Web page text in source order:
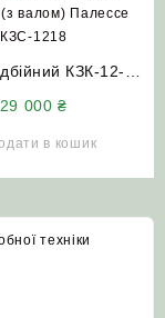
КЗК-12-
29 000₴
в кошик
техніки